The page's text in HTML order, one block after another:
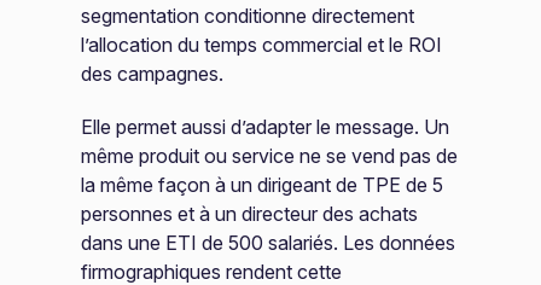
segmentation conditionne directement
l’allocation du temps commercial et le ROI
des campagnes.
Elle permet aussi d’adapter le message. Un
même produit ou service ne se vend pas de
la même façon à un dirigeant de TPE de 5
personnes et à un directeur des achats
dans une ETI de 500 salariés. Les données
firmographiques rendent cette